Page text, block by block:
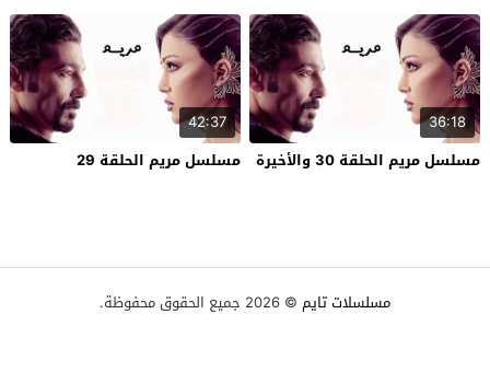
36:18
مسلسل مريم الحلقة 30 والأخيرة
42:37
مسلسل مريم الحلقة 29
مسلسلات تايم © 2026 جميع الحقوق محفوظة.